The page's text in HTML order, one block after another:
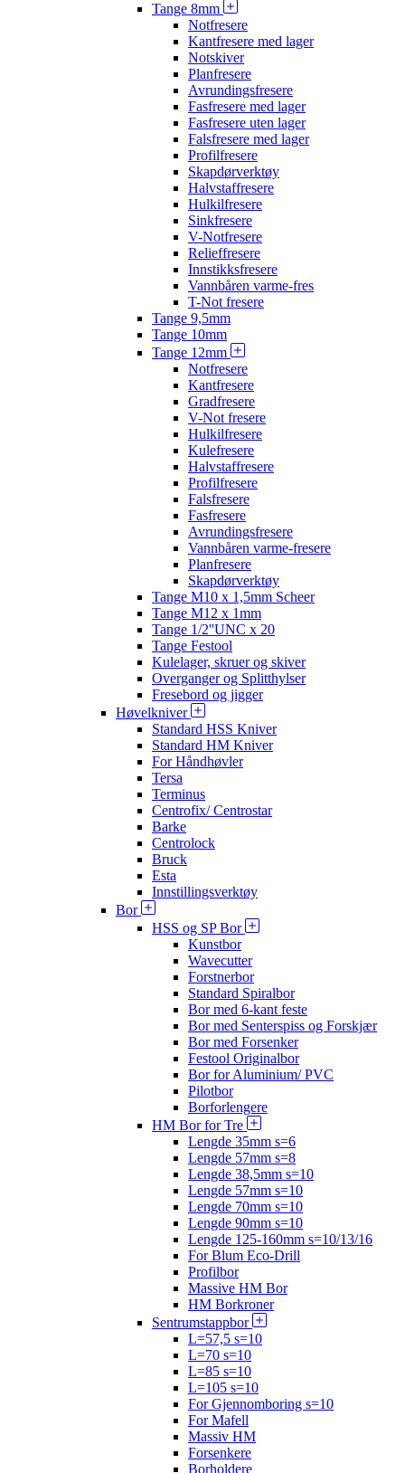
Tange 8mm
Notfresere
Kantfresere med lager
Notskiver
Planfresere
Avrundingsfresere
Fasfresere med lager
Fasfresere uten lager
Falsfresere med lager
Profilfresere
Skapdørverktøy
Halvstaffresere
Hulkilfresere
Sinkfresere
V-Notfresere
Relieffresere
Innstikksfresere
Vannbåren varme-fres
T-Not fresere
Tange 9,5mm
Tange 10mm
Tange 12mm
Notfresere
Kantfresere
Gradfresere
V-Not fresere
Hulkilfresere
Kulefresere
Halvstaffresere
Profilfresere
Falsfresere
Fasfresere
Avrundingsfresere
Vannbåren varme-fresere
Planfresere
Skapdørverktøy
Tange M10 x 1,5mm Scheer
Tange M12 x 1mm
Tange 1/2''UNC x 20
Tange Festool
Kulelager, skruer og skiver
Overganger og Splitthylser
Fresebord og jigger
Høvelkniver
Standard HSS Kniver
Standard HM Kniver
For Håndhøvler
Tersa
Terminus
Centrofix/ Centrostar
Barke
Centrolock
Bruck
Esta
Innstillingsverktøy
Bor
HSS og SP Bor
Kunstbor
Wavecutter
Forstnerbor
Standard Spiralbor
Bor med 6-kant feste
Bor med Senterspiss og Forskjær
Bor med Forsenker
Festool Originalbor
Bor for Aluminium/ PVC
Pilotbor
Borforlengere
HM Bor for Tre
Lengde 35mm s=6
Lengde 57mm s=8
Lengde 38,5mm s=10
Lengde 57mm s=10
Lengde 70mm s=10
Lengde 90mm s=10
Lengde 125-160mm s=10/13/16
For Blum Eco-Drill
Profilbor
Massive HM Bor
HM Borkroner
Sentrumstappbor
L=57,5 s=10
L=70 s=10
L=85 s=10
L=105 s=10
For Gjennomboring s=10
For Mafell
Massiv HM
Forsenkere
Borholdere